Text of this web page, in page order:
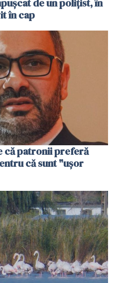
de un polițist, în
în cap
că patronii preferă
că sunt "uşor